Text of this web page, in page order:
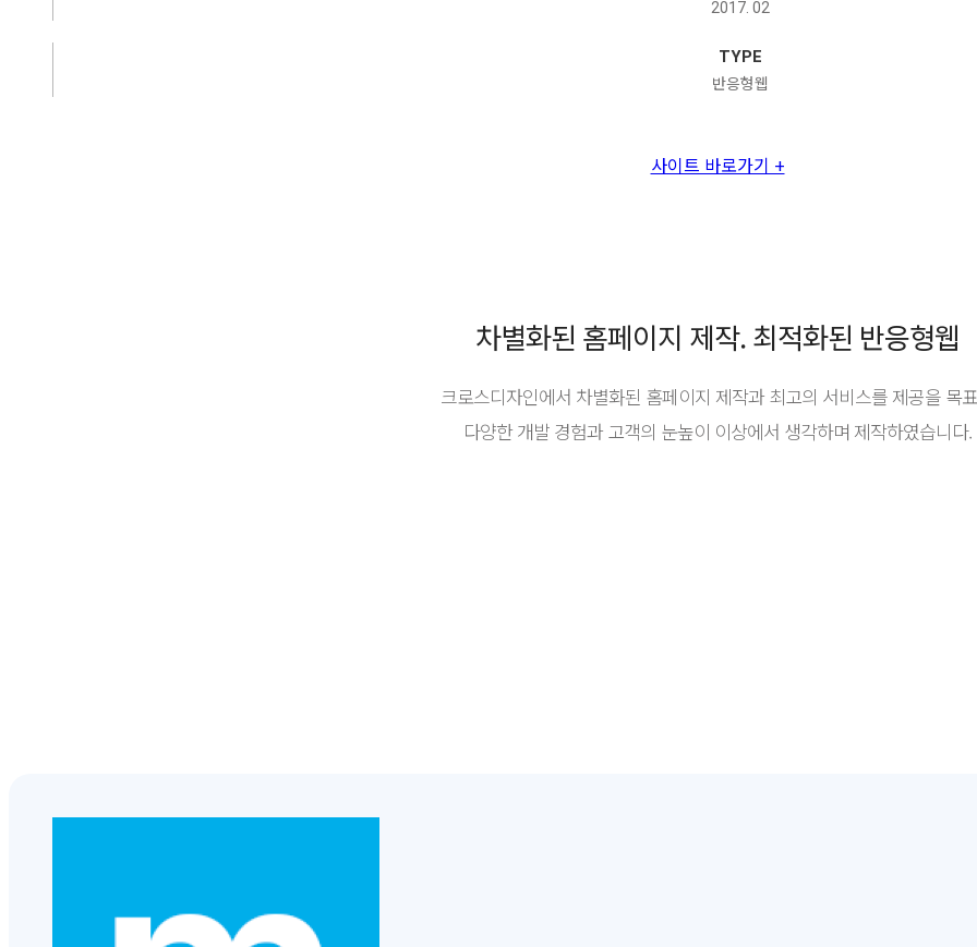
2017. 02
TYPE
반응형웹
사이트 바로가기 +
차별화된 홈페이지 제작. 최적화된 반응형웹
크로스디자인에서 차별화된 홈페이지 제작과 최고의 서비스를 제공을 목
다양한 개발 경험과 고객의 눈높이 이상에서 생각하며 제작하였습니다.